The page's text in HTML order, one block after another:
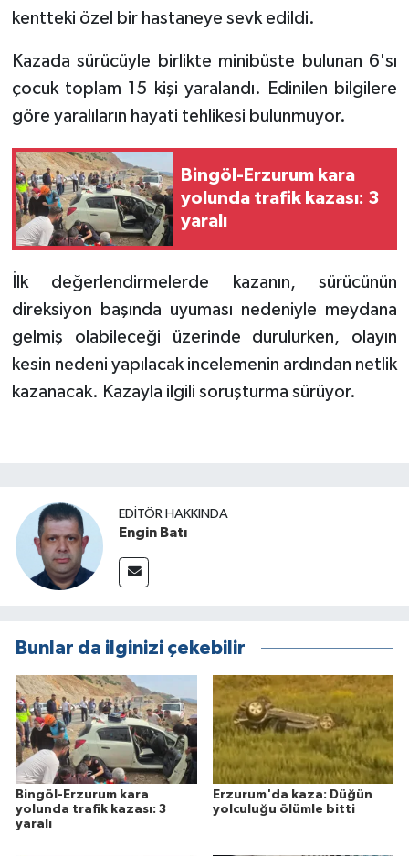
kentteki özel bir hastaneye sevk edildi.
Kazada sürücüyle birlikte minibüste bulunan 6'sı
çocuk toplam 15 kişi yaralandı. Edinilen bilgilere
göre yaralıların hayati tehlikesi bulunmuyor.
Bingöl-Erzurum kara
yolunda trafik kazası: 3
yaralı
İlk değerlendirmelerde kazanın, sürücünün
direksiyon başında uyuması nedeniyle meydana
gelmiş olabileceği üzerinde durulurken, olayın
kesin nedeni yapılacak incelemenin ardından netlik
kazanacak. Kazayla ilgili soruşturma sürüyor.
EDITÖR HAKKINDA
Engin Batı
Bunlar da ilginizi çekebilir
Bingöl-Erzurum kara
yolunda trafik kazası: 3
yaralı
Erzurum'da kaza: Düğün
yolculuğu ölümle bitti